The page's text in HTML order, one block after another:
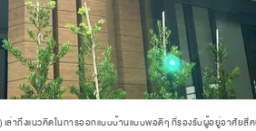
งแนวคิดในการออกแบบบ้านแบบพอดีๆ ที่รองรับผู้อยู่อาศัยสี่คน